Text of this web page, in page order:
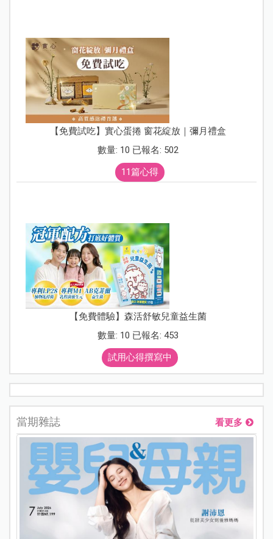
【免費試吃】實心蛋捲 窗花綻放｜彌月禮盒
數量: 10 已報名: 502
11篇心得
【免費體驗】森活舒敏兒童益生菌
數量: 10 已報名: 453
試用心得撰寫中
當期雜誌 看更多